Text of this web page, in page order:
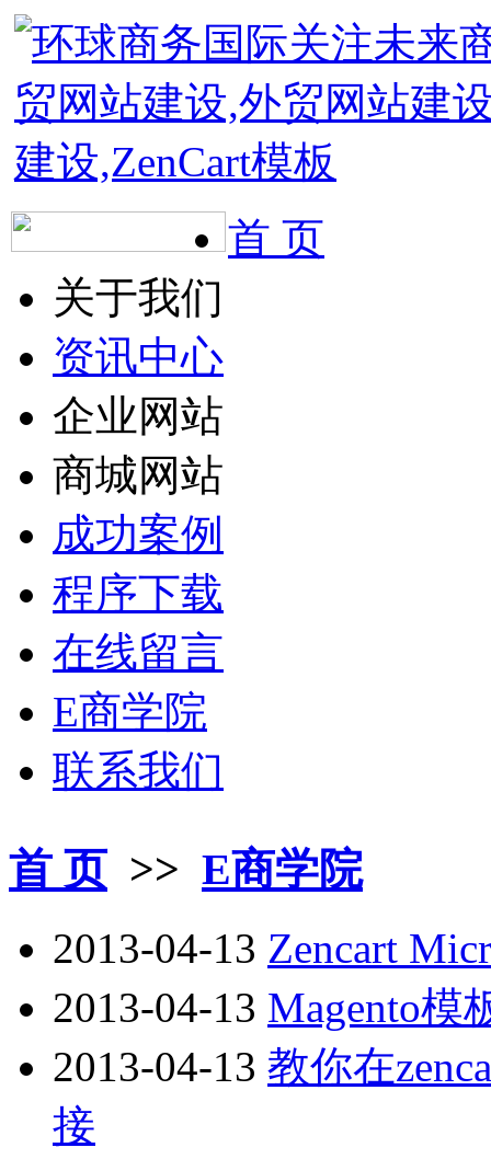
首 页
关于我们
资讯中心
企业网站
商城网站
成功案例
程序下载
在线留言
E商学院
联系我们
首 页>> E商学院
2013-04-13 Zencart
2013-04-13 Magento模
2013-04-13 教你在
接